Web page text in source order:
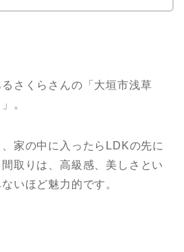
さくらさんの「大垣市浅草
。
家の中に入ったらLDKの先に
取りは、高級感、美しさとい
いほど魅力的です。